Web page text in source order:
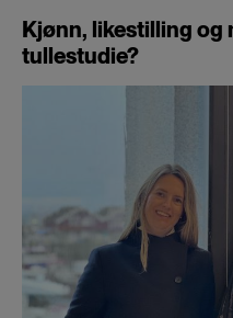
Kjønn, likestilling og
tullestudie?